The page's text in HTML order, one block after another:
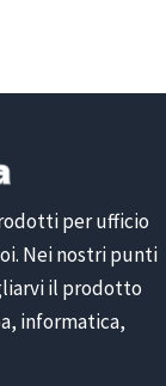
per ufficio
Nei nostri punti
il prodotto
informatica,